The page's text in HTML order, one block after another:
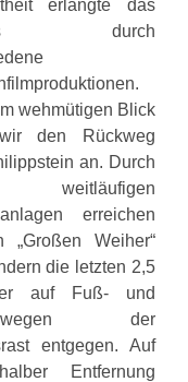
erlangte das
durch
wehmütigen Blick
den Rückweg
an. Durch
erreichen
„Großen Weiher“
die letzten 2,5
auf Fuß- und
der
entgegen. Auf
Entfernung